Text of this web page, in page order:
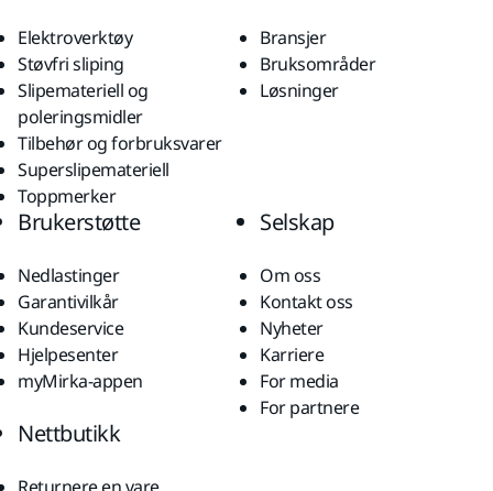
Elektroverktøy
Støvfri sliping
Slipemateriell og
poleringsmidler
Tilbehør og forbruksvarer
Superslipemateriell
Toppmerker
Bransjer
Bruksområder
Løsninger
Brukerstøtte
Nedlastinger
Garantivilkår
Kundeservice
Hjelpesenter
myMirka-appen
Selskap
Om oss
Kontakt oss
Nyheter
Karriere
For media
For partnere
Nettbutikk